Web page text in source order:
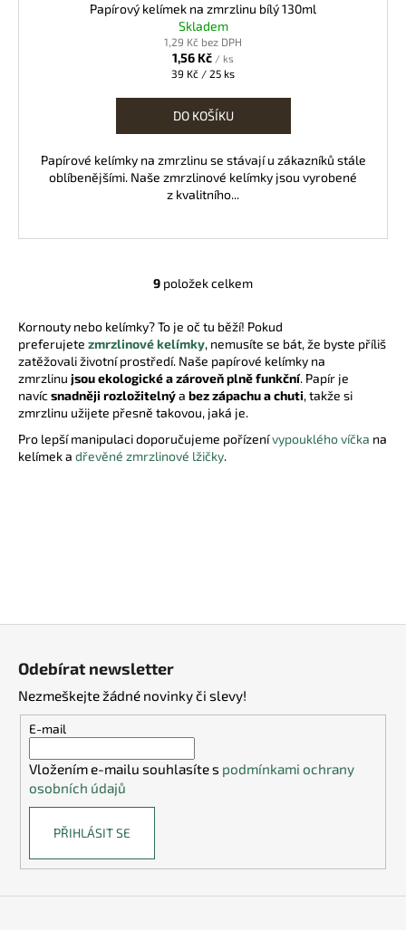
Papírový kelímek na zmrzlinu bílý 130ml
Skladem
1,29 Kč bez DPH
1,56 Kč / ks
Měrná
39 Kč / 25 ks
DO KOŠÍKU
Papírové kelímky na zmrzlinu se stávají u zákazníků stále
oblíbenějšími. Naše zmrzlinové kelímky jsou vyrobené
z kvalitního...
O
l
á
d
a
c
p
s
9 položek celkem
Kornouty nebo kelímky? To je oč tu běží! Pokud
preferujete zmrzlinové kelímky, nemusíte se bát, že byste příliš
zatěžovali životní prostředí. Naše papírové kelímky na
zmrzlinu jsou ekologické a zároveň plně funkční. Papír je
navícsnadněji rozložitelnýa bez zápachu a chuti, takže si
zmrzlinu užijete přesně takovou, jaká je.
Pro lepší manipulaci doporučujeme pořízenívypouklého víčka na
kelímek a dřevěné zmrzlinové lžičky.
Odebírat newsletter
Nezmeškejte žádné novinky či slevy!
E-mail
Vložením e-mailu souhlasíte s podmínkami ochrany
osobních údajů
PŘIHLÁSIT SE